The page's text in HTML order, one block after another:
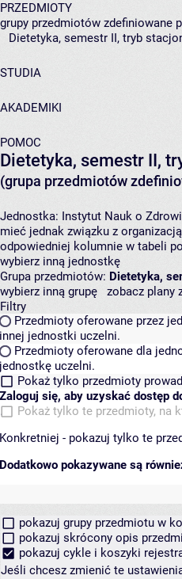
PRZEDMIOTY
grupy przedmiotów zdefiniowane
Dietetyka, semestr II, tryb
STUDIA
AKADEMIKI
POMOC
Dietetyka, semestr II,
(grupa przedmiotów
Jednostka: Instytut Nauk o
mieć jednak związku z
odpowiedniej kolumnie w tabeli
wybierz inną jednostkę
Grupa przedmiotów: Dietetyka,
wybierz inną grupę
zobacz plany
Filtry
Przedmioty oferowane przez
innej jednostki uczelni.
Przedmioty oferowane dla
jednostkę uczelni.
Pokaż tylko przedmioty
Zaloguj się, aby uzyskać dostęp
Pokaż tylko te przedmioty, na
Konkretniej - pokazuj tylko te
Dodatkowo pokazywane są
pokazuj grupy przedmiotu w
pokazuj skrócony opis
pokazuj cykle i koszyki
Jeśli chcesz zmienić te